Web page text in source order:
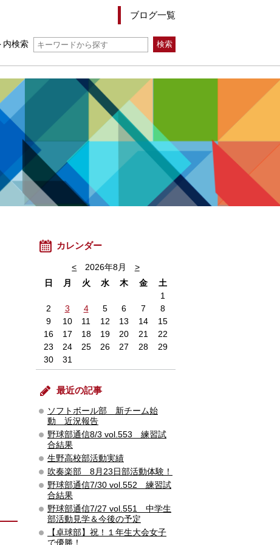
ブログ一覧
内検索
カレンダー
< 2026年8月
>
日
月 火 水 木 金
土
1
2
3 4 5 6 7
8
9
10 11 12 13 14
15
16
17 18 19 20 21
22
23
24 25 26 27 28
29
30
31
最近の記事
ソフトボール部 新チーム始
動 近況報告
野球部通信8/3 vol.553 練習試
合結果
生野高校部活動実績
吹奏楽部 8月23日部活動体験！
野球部通信7/30 vol.552 練習試
合結果
野球部通信7/27 vol.551 中学生
部活動見学＆今後の予定
【卓球部】祝！１年生大会女子
で優勝！